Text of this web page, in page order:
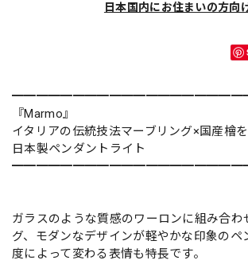
日本国内にお住まいの方向
『Marmo』
イタリアの伝統技法マーブリング×国産檜
日本製ペンダントライト
ガラスのような質感のワーロンに組み合わ
グ、モダンなデザインが軽やかな印象のペ
度によって変わる表情も特長です。